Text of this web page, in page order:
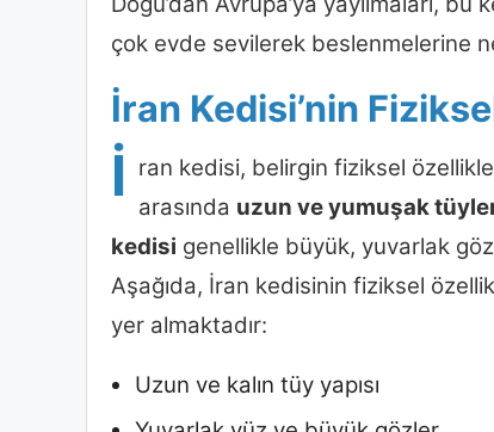
çok evde sevilerek beslenmelerine
İran Kedisi’nin
İ ran kedisi, belirgin fiziksel
arasında uzun ve yumuşak
kedisi genellikle büyük, yuvarlak
Aşağıda, İran kedisinin fiziksel
yer almaktadır:
Uzun ve kalın tüy yapısı